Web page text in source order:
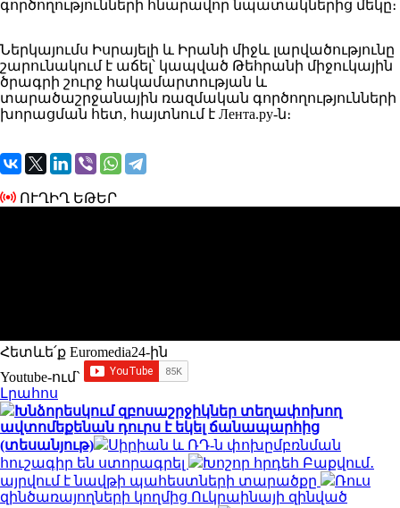
գործողությունների հնարավոր նպատակներից մեկը։
Ներկայումս Իսրայելի և Իրանի միջև լարվածությունը
շարունակում է աճել՝ կապված Թեհրանի միջուկային
ծրագրի շուրջ հակամարտության և
տարածաշրջանային ռազմական գործողությունների
խորացման հետ, հայտնում է Лента.ру-ն։
ՈՒՂԻՂ ԵԹԵՐ
Հետևե՛ք Euromedia24-ին
Youtube-ում`
Լրահոս
Խնձորեսկում զբոսաշրջիկներ տեղափոխող
ավտոմեքենան դուրս է եկել ճանապարհից
(տեսանյութ)
Սիրիան և ՌԴ-ն փոխըմբռնման
հուշագիր են ստորագրել
Խոշոր հրդեհ Բաքվում․
այրվում է նավթի պահեստների տարածքը
Ռուս
զինծառայողների կողմից Ուկրաինայի զինված